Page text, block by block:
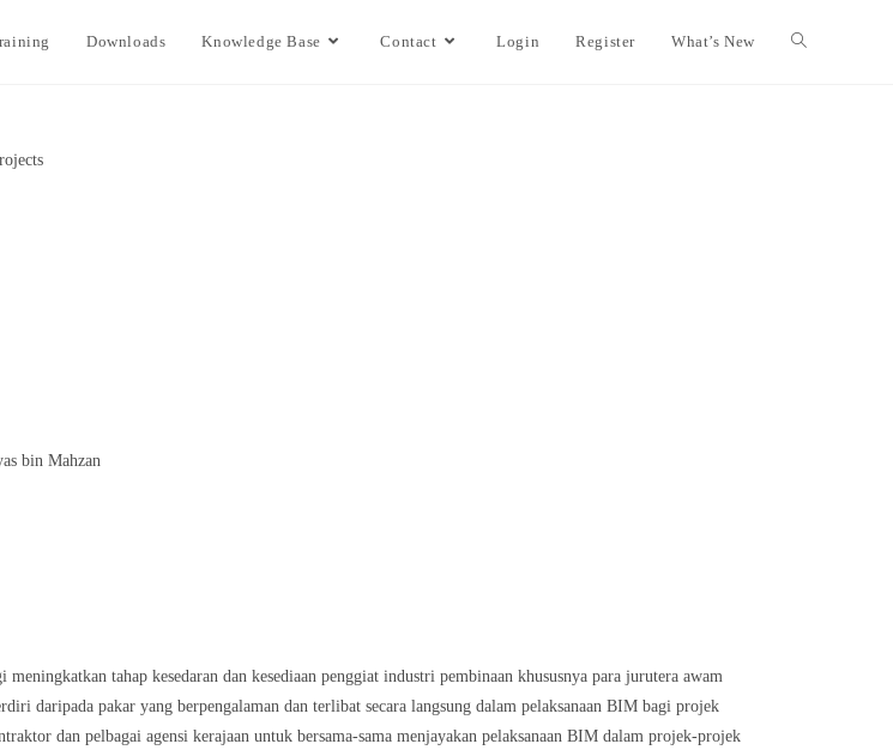
Downloads Knowledge Base Contact Login Register What’s New
bin Mahzan
tahap kesedaran dan kesediaan penggiat industri pembinaan khususnya para jurutera awam
daripada pakar yang berpengalaman dan terlibat secara langsung dalam pelaksanaan BIM bagi projek
dan pelbagai agensi kerajaan untuk bersama-sama menjayakan pelaksanaan BIM dalam projek-projek